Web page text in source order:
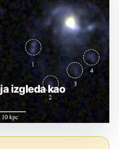
izgleda kao